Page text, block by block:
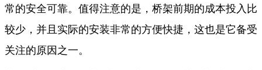
常的安全可靠。值得注意的是，桥架前期的成本投入比
较少，并且实际的安装非常的方便快捷，这也是它备受
关注的原因之一。